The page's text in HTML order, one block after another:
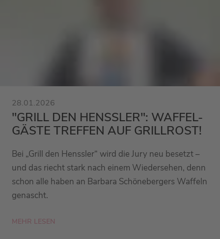
28.01.2026
"GRILL DEN HENSSLER": WAFFEL-
GÄSTE TREFFEN AUF GRILLROST!
Bei „Grill den Henssler“ wird die Jury neu besetzt –
und das riecht stark nach einem Wiedersehen, denn
schon alle haben an Barbara Schönebergers Waffeln
genascht.
MEHR LESEN